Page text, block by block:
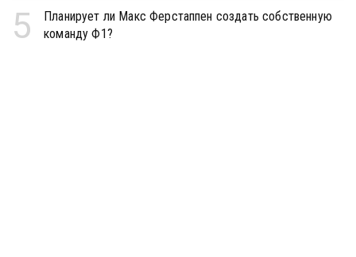
5
Планирует ли Макс Ферстаппен создать собственную
команду Ф1?